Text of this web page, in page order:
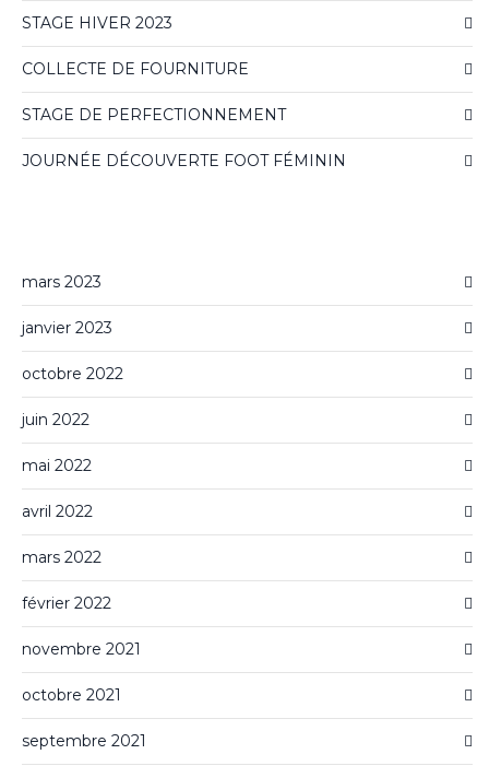
STAGE HIVER 2023
COLLECTE DE FOURNITURE
STAGE DE PERFECTIONNEMENT
JOURNÉE DÉCOUVERTE FOOT FÉMININ
mars 2023
janvier 2023
octobre 2022
juin 2022
mai 2022
avril 2022
mars 2022
février 2022
novembre 2021
octobre 2021
septembre 2021